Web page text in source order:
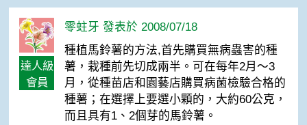
達人級
會員
零蛀牙 發表於 2008/07/18
種植馬鈴薯的方法,首先購買無病蟲害的種
薯，栽種前先切成兩半。可在每年2月～3
月，從種苗店和園藝店購買病菌檢驗合格的
種薯；在選擇上要選小顆的，大約60公克，
而且具有1、2個芽的馬鈴薯。